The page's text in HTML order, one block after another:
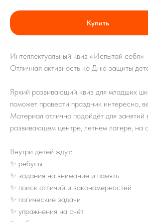
Купить
Интеллектуальный квиз «Испытай себя»
Отличная активность ко Дню защиты
Яркий развивающий квиз для младших
поможет провести праздник интересно,
Материал отлично подойдёт для занятий
развивающем центре, летнем лагере, на
Внутри детей ждут:
✨ ребусы
✨ задания на внимание и память
✨ поиск отличий и закономерностей
✨ логические задачи
✨ упражнения на счёт